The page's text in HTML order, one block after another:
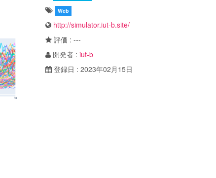
Web
http://simulator.iut-b.site/
評価 : ---
開発者 : iut-b
登録日 : 2023年02月15日